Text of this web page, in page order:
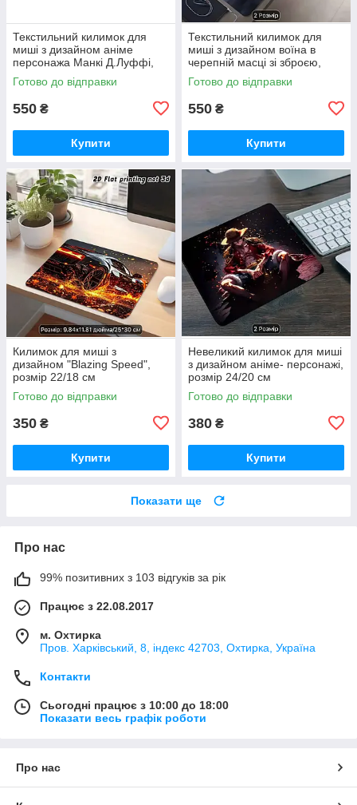
Текстильний килимок для
миші з дизайном аніме
персонажа Манкі Д.Луффі,
розмір 60/30
Готово до відправки
550 ₴
Купити
Текстильний килимок для
миші з дизайном воїна в
черепній масці зі зброєю,
розмір 60/30
Готово до відправки
550 ₴
Купити
Килимок для миші з
дизайном "Blazing Speed",
розмір 22/18 см
Готово до відправки
350 ₴
Купити
Невеликий килимок для миші
з дизайном аніме- персонажі,
розмір 24/20 см
Готово до відправки
380 ₴
Купити
Показати ще
Про нас
99% позитивних з 103 відгуків за рік
Працює з 22.08.2017
м. Охтирка
Пров. Харківський, 8, індекс 42703, Охтирка, Україна
Контакти
Сьогодні працює з 10:00 до 18:00
Показати весь графік роботи
Про нас